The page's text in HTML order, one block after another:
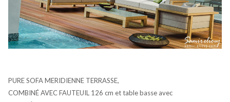
PURE SOFA MERIDIENNE TERRASSE,
COMBINÉ AVEC FAUTEUIL 126 cm et table basse avec